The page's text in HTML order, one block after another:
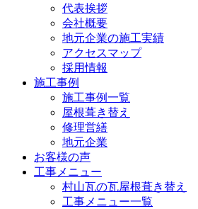
代表挨拶
会社概要
地元企業の施工実績
アクセスマップ
採用情報
施工事例
施工事例一覧
屋根葺き替え
修理営繕
地元企業
お客様の声
工事メニュー
村山瓦の瓦屋根葺き替え
工事メニュー一覧